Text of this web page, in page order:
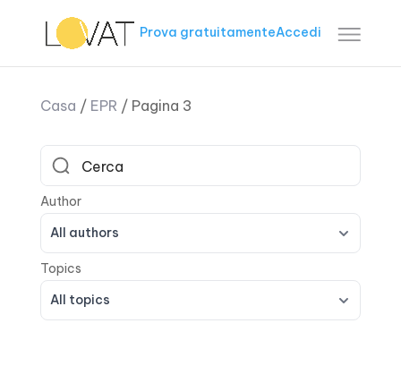
Prova gratuitamenteAccedi
Casa / EPR / Pagina 3
All authors
All topics